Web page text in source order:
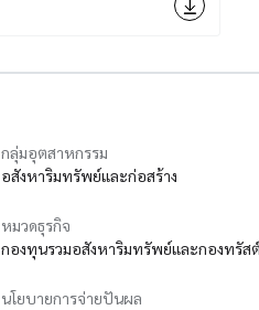
กลุ่มอุตสาหกรรม
อสังหาริมทรัพย์และก่อสร้าง
หมวดธุรกิจ
กองทุนรวมอสังหาริมทรัพย์และกองทรัส
นโยบายการจ่ายปันผล